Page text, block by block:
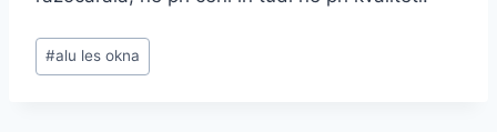
Post
Tags:
#alu les okna